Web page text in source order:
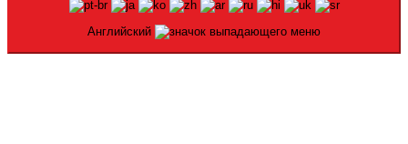
Английский